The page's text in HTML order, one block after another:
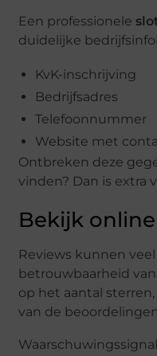
Een professionele
duidelijke
KvK-inschrijving
Bedrijfsadres
Telefoonnummer
Website met
Ontbreken deze
vinden? Dan is extra
Bekijk
Reviews kunnen
betrouwbaarheid
op het aantal
van de